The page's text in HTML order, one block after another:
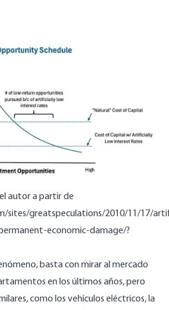
autor a partir de
sites/greatspeculations/2010/11/17/
economic-damage/?
basta con mirar al mercado
en los últimos años, pero
como los vehículos eléctricos, la